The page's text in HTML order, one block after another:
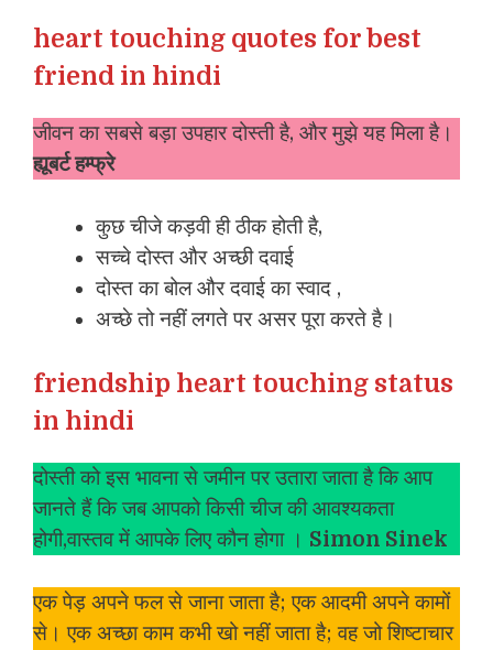
heart touching quotes for best
friend in hindi
जीवन का सबसे बड़ा उपहार दोस्ती है, और मुझे यह मिला है।
ह्यूबर्ट हम्फ्रे
कुछ चीजे कड़वी ही ठीक होती है,
सच्चे दोस्त और अच्छी दवाई
दोस्त का बोल और दवाई का स्वाद ,
अच्छे तो नहीं लगते पर असर पूरा करते है।
friendship heart touching status
in hindi
दोस्ती को इस भावना से जमीन पर उतारा जाता है कि आप
जानते हैं कि जब आपको किसी चीज की आवश्यकता
होगी,वास्तव में आपके लिए कौन होगा । Simon Sinek
एक पेड़ अपने फल से जाना जाता है; एक आदमी अपने कामों
से। एक अच्छा काम कभी खो नहीं जाता है; वह जो शिष्टाचार